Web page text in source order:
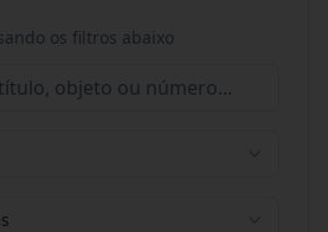
os filtros abaixo